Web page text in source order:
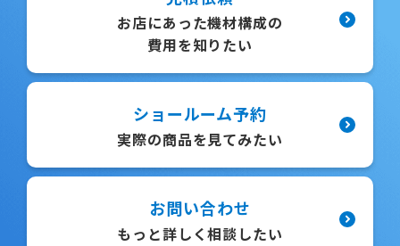
お店にあった機材構成の
費用を知りたい
ショールーム予約
実際の商品を見てみたい
お問い合わせ
もっと詳しく相談したい